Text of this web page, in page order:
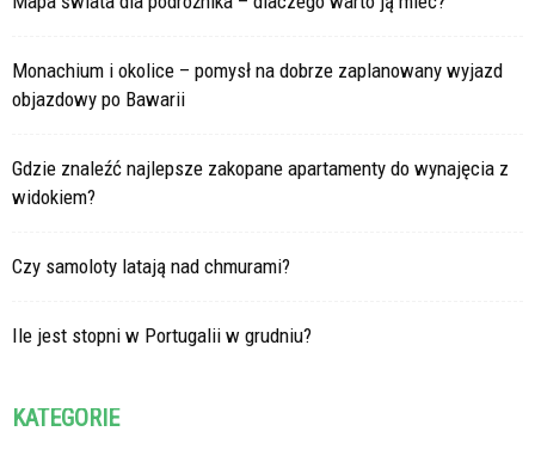
Monachium i okolice – pomysł na dobrze zaplanowany wyjazd
objazdowy po Bawarii
Gdzie znaleźć najlepsze zakopane apartamenty do wynajęcia z
widokiem?
Czy samoloty latają nad chmurami?
Ile jest stopni w Portugalii w grudniu?
KATEGORIE